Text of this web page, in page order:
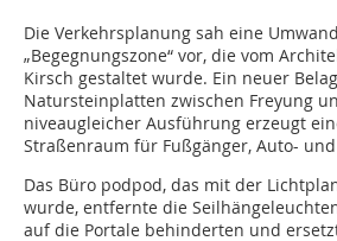
Die Verkehrsplanung sah eine
„Begegnungszone“ vor, die vom
Kirsch gestaltet wurde. Ein neuer
Natursteinplatten zwischen Freyung
niveaugleicher Ausführung erzeugt
Straßenraum für Fußgänger, Auto-
Das Büro podpod, das mit der
wurde, entfernte die
auf die Portale behinderten und